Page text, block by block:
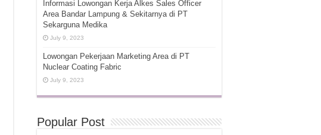
Informasi Lowongan Kerja Alkes Sales Officer
Area Bandar Lampung & Sekitarnya di PT
Sekarguna Medika
July 9, 2023
Lowongan Pekerjaan Marketing Area di PT
Nuclear Coating Fabric
July 9, 2023
Popular Post